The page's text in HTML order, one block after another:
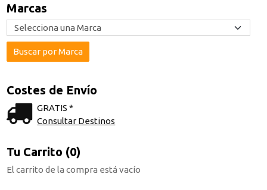
Marcas
Costes de Envío
GRATIS *
Consultar Destinos
Tu Carrito (0)
El carrito de la compra está vacío